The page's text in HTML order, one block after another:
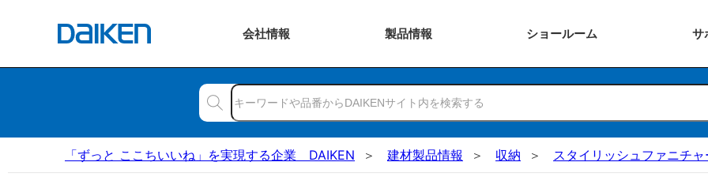
会社情報 製品情報 ショールーム サ
「ずっと ここちいいね」を実現する企業 DAIKEN 建材製品情報 収納 スタイリッシュファニチャ